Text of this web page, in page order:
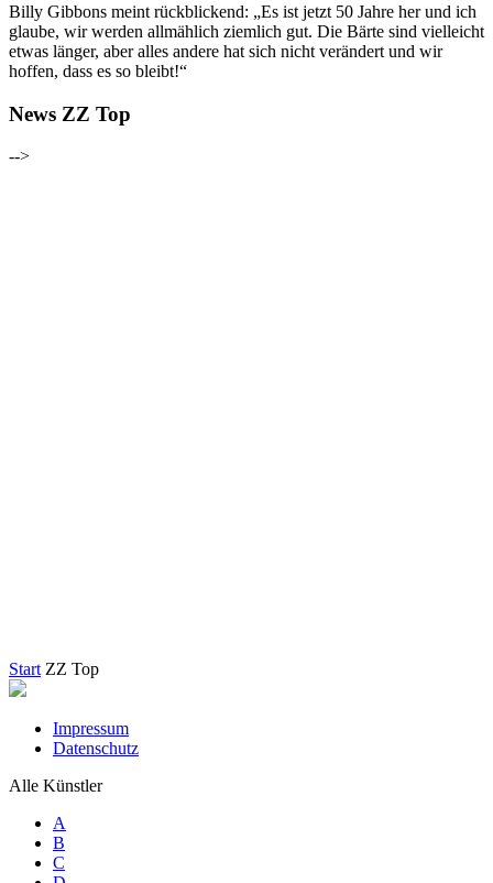
Billy Gibbons meint rückblickend: „Es ist jetzt 50 Jahre her und ich
glaube, wir werden allmählich ziemlich gut. Die Bärte sind vielleicht
etwas länger, aber alles andere hat sich nicht verändert und wir
hoffen, dass es so bleibt!“
News ZZ Top
-->
Start ZZ Top
Impressum
Datenschutz
Alle Künstler
A
B
C